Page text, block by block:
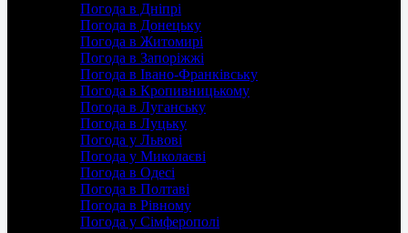
Погода в Дніпрі
Погода в Донецьку
Погода в Житомирі
Погода в Запоріжжі
Погода в Івано-Франківську
Погода в Кропивницькому
Погода в Луганську
Погода в Луцьку
Погода у Львові
Погода у Миколаєві
Погода в Одесі
Погода в Полтаві
Погода в Рівному
Погода у Сімферополі